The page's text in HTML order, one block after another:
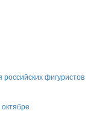
фигуристов